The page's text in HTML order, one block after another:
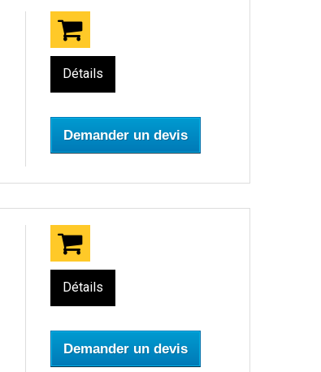
Détails
Demander un devis
Détails
Demander un devis